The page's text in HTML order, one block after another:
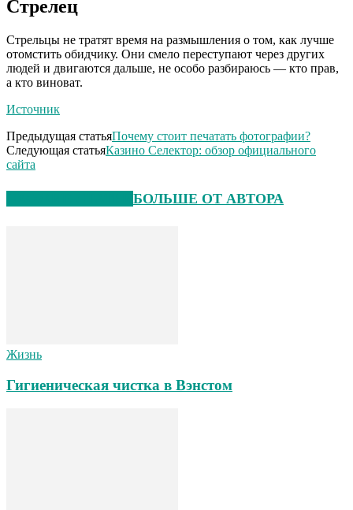
Стрелец
Стрельцы не тратят время на размышления о том, как лучше
отомстить обидчику. Они смело переступают через других
людей и двигаются дальше, не особо разбираюсь — кто прав,
а кто виноват.
Источник
Предыдущая статьяПочему стоит печатать фотографии?
Следующая статьяКазино Селектор: обзор официального
сайта
БОЛЬШЕ ОТ АВТОРА
Жизнь
Гигиеническая чистка в Вэнстом